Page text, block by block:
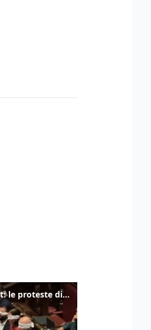
Delmastro, negato l'uso delle chat: le proteste di Avs e M5s